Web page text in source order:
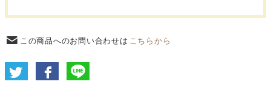
この商品へのお問い合わせは こちらから